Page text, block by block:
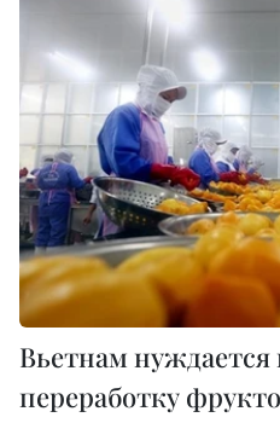
Вьетнам нуждается
переработку